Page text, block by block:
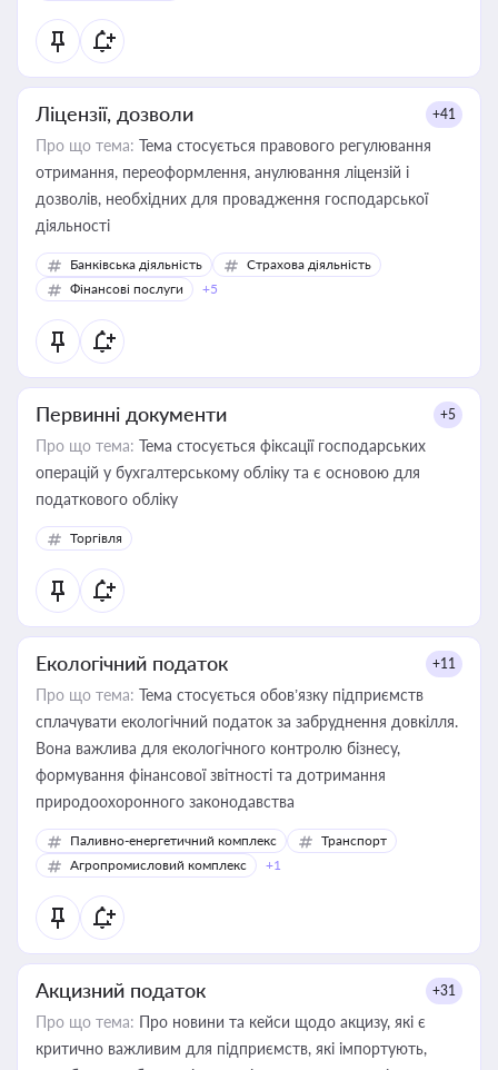
Ліцензії, дозволи +41
Про що тема: Тема стосується правового регулювання
отримання, переоформлення, анулювання ліцензій і
дозволів, необхідних для провадження господарської
діяльності
Банківська діяльність
Страхова діяльність
Фінансові послуги
+5
Первинні документи +5
Про що тема: Тема стосується фіксації господарських
операцій у бухгалтерському обліку та є основою для
податкового обліку
Торгівля
Екологічний податок +11
Про що тема: Тема стосується обов’язку підприємств
сплачувати екологічний податок за забруднення довкілля.
Вона важлива для екологічного контролю бізнесу,
формування фінансової звітності та дотримання
природоохоронного законодавства
Паливно-енергетичний комплекс
Транспорт
Агропромисловий комплекс
+1
Акцизний податок +31
Про що тема: Про новини та кейси щодо акцизу, які є
критично важливим для підприємств, які імпортують,